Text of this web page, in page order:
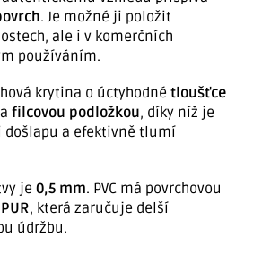
. Je možné ji položit
ale i v komerčních
používáním.
krytina o úctyhodné tloušťce
filcovou podložkou, díky níž je
a efektivně tlumí
je 0,5 mm. PVC má povrchovou
, která zaručuje delší
údržbu.